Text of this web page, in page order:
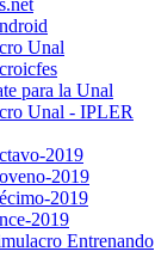
Unal
para la Unal
Unal - IPLER
2019
2019
2019
2019
Entrenando